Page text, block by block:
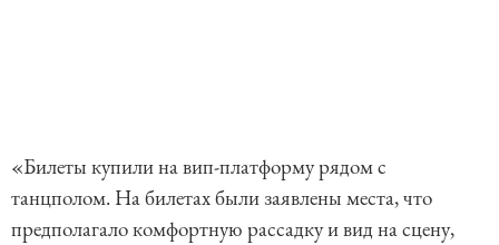
«Билеты купили на вип-платформу рядом с
танцполом. На билетах были заявлены места, что
предполагало комфортную рассадку и вид на сцену,